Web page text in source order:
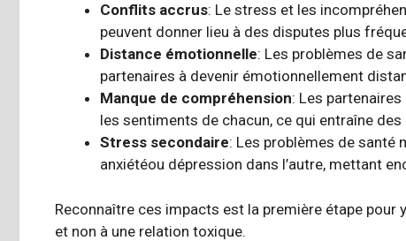
Conflits accrus: Le stress et les
peuvent donner lieu à des disputes plus
Distance émotionnelle: Les problèmes de
partenaires à devenir émotionnellement
Manque de compréhension: Les
les sentiments de chacun, ce qui entraîne
Stress secondaire: Les problèmes de santé
anxiétéou dépression dans l’autre, mettant
Reconnaître ces impacts est la première étape pour
et non à une relation toxique.